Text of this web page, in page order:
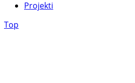
Projekti
Top